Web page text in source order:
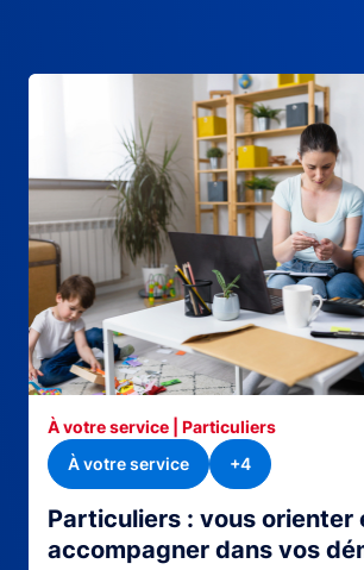
Particuliers : vous orienter
accompagner dans vos
À votre service | Particuliers
À votre service
+4